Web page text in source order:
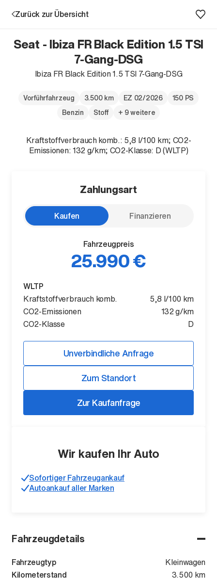
Aktion
News
Der ID. Polo Day
Am 5. September
Zurück zur Übersicht
Fahrzeugdetails
Fahrzeugtyp
Kleinwagen
Kilometerstand
3.500 km
Seat - Ibiza FR Black Edition 1.5 TSI
7-Gang-DSG
Ibiza FR Black Edition 1.5 TSI 7-Gang-DSG
Vorführfahrzeug 3.500 km EZ 02/2026
150 PS
Benzin
Stoff + 9 weitere
Kraftstoffverbrauch komb.: 5,8 l/100 km; CO2-
Emissionen: 132 g/km; CO2-Klasse: D (WLTP)
Zahlungsart
Kaufen Finanzieren
Fahrzeugpreis
25.990 €
WLTP
Kraftstoffverbrauch komb.
5,8 l/100 km
CO2-Emissionen
132 g/km
CO2-Klasse
D
Unverbindliche Anfrage
Zum Standort
Zur Kaufanfrage
Wir kaufen Ihr Auto
Sofortiger Fahrzeugankauf
Autoankauf aller Marken